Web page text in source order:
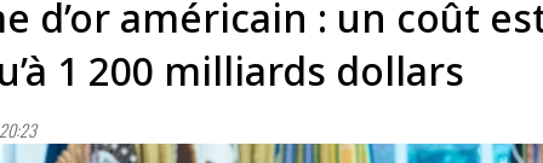
d’or américain : un coût
1 200 milliards dollars